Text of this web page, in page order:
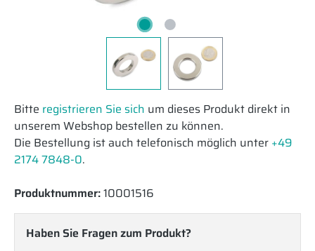
Bitte registrieren Sie sich um dieses Produkt direkt in
unserem Webshop bestellen zu können.
Die Bestellung ist auch telefonisch möglich unter +49
2174 7848-0.
Produktnummer:10001516
Haben Sie Fragen zum Produkt?